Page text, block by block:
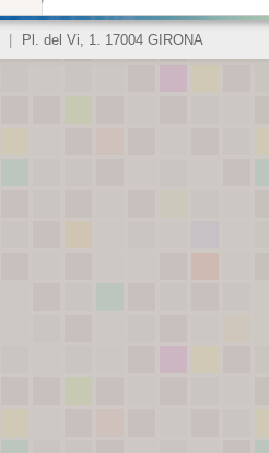
Pl. del Vi, 1. 17004 GIRONA